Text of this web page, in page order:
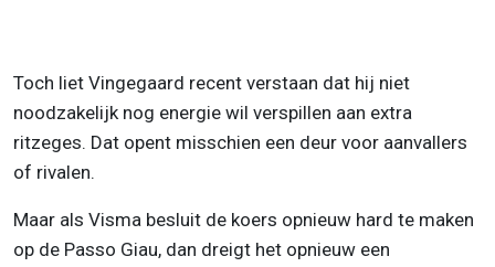
Toch liet Vingegaard recent verstaan dat hij niet
noodzakelijk nog energie wil verspillen aan extra
ritzeges. Dat opent misschien een deur voor aanvallers
of rivalen.
Maar als Visma besluit de koers opnieuw hard te maken
op de Passo Giau, dan dreigt het opnieuw een